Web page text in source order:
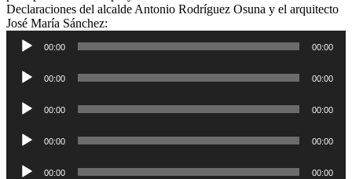
Declaraciones del alcalde Antonio Rodríguez Osuna y el arquitecto
José María Sánchez:
audio
00:00 00:00
Reproductor
00:00 00:00
Reproductor
00:00 00:00
Reproductor
00:00 00:00
Reproductor
00:00 00:00